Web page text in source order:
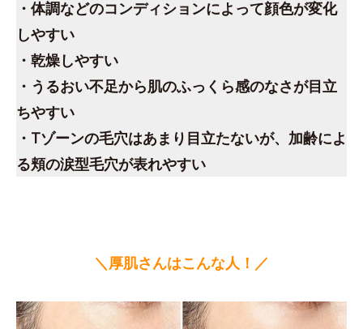
・体調などのコンディションによって顔色が変化
しやすい
・乾燥しやすい
・うるおい不足から肌のふっくら感のなさが目立
ちやすい
・Tゾーンの毛穴はあまり目立たないが、加齢によ
る頬の涙型毛穴が表れやすい
＼厚肌さんはこんな人！／